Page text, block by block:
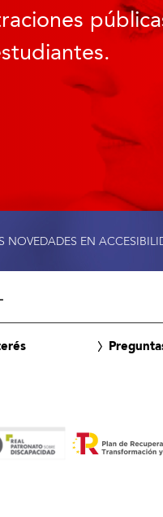
NOVEDADES EN